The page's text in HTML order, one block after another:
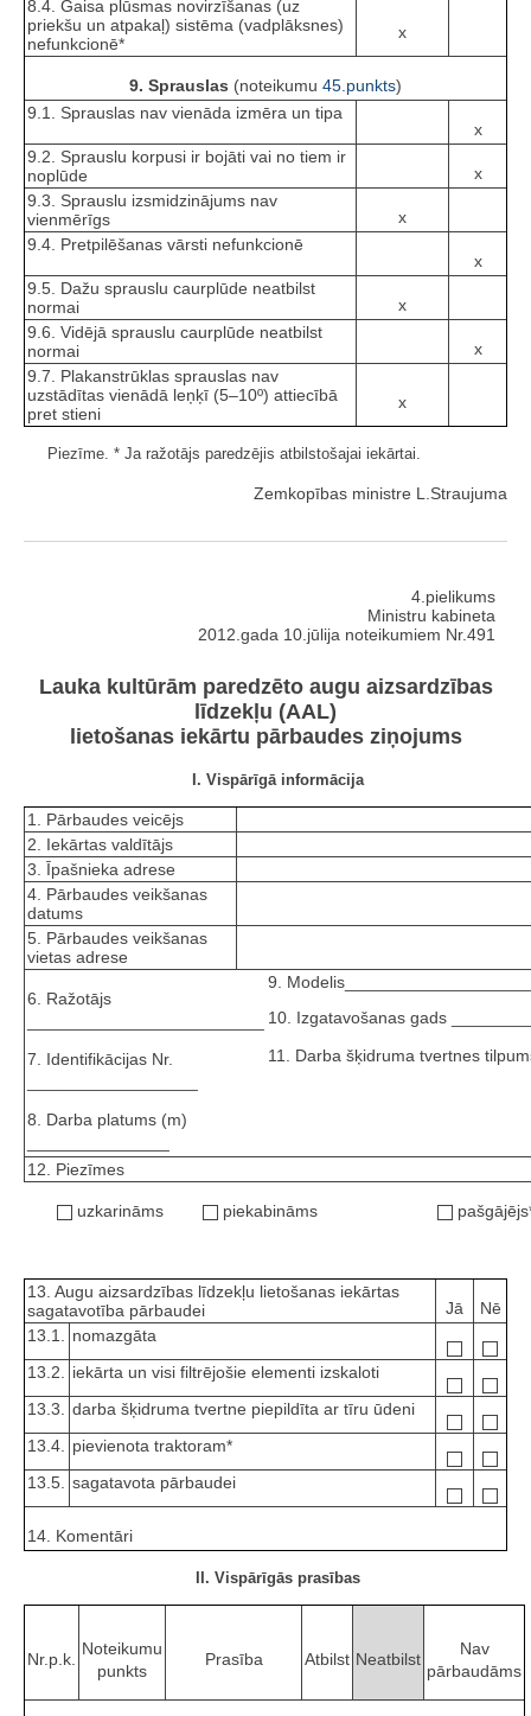
8.4. Gaisa plūsmas novirzīšanas (uz
priekšu un atpakaļ) sistēma (vadplāksnes)
nefunkcionē*
x
9. Sprauslas (noteikumu 45.punkts)
9.1. Sprauslas nav vienāda izmēra un tipa
x
9.2. Sprauslu korpusi ir bojāti vai no tiem ir
noplūde
x
9.3. Sprauslu izsmidzinājums nav
vienmērīgs
x
9.4. Pretpilēšanas vārsti nefunkcionē
x
9.5. Dažu sprauslu caurplūde neatbilst
normai
x
9.6. Vidējā sprauslu caurplūde neatbilst
normai
x
9.7. Plakanstrūklas sprauslas nav
uzstādītas vienādā leņķī (5–10º) attiecībā
pret stieni
x
Piezīme. * Ja ražotājs paredzējis atbilstošajai iekārtai.
Zemkopības ministre L.Straujuma
4.pielikums
Ministru kabineta
2012.gada 10.jūlija noteikumiem Nr.491
Lauka kultūrām paredzēto augu aizsardzības
līdzekļu (AAL)
lietošanas iekārtu pārbaudes ziņojums
I. Vispārīgā informācija
1. Pārbaudes veicējs
2. Iekārtas valdītājs
3. Īpašnieka adrese
4. Pārbaudes veikšanas
datums
5. Pārbaudes veikšanas
vietas adrese
6. Ražotājs
7. Identifikācijas Nr.
8. Darba platums (m)
9.
10. Izgatavošanas gads
11. Darba šķidruma tvertnes
12. Piezīmes
uzkarināms piekabināms
13. Augu aizsardzības līdzekļu lietošanas iekārtas
sagatavotība pārbaudei
Jā
Nē
13.1. nomazgāta
13.2. iekārta un visi filtrējošie elementi izskaloti
13.3. darba šķidruma tvertne piepildīta ar tīru ūdeni
13.4. pievienota traktoram*
13.5. sagatavota pārbaudei
14. Komentāri
II. Vispārīgās prasības
Nr.p.k.
Noteikumu
punkts
Prasība Atbilst Neatbilst
Nav
pārbaudāms